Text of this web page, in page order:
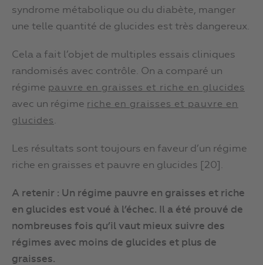
syndrome métabolique ou du diabète, manger
une telle quantité de glucides est très dangereux.
Cela a fait l’objet de multiples essais cliniques
randomisés avec contrôle. On a comparé un
régime pauvre en graisses et riche en glucides
avec un régime riche en graisses et pauvre en
glucides.
Les résultats sont toujours en faveur d’un régime
riche en graisses et pauvre en glucides [20].
A retenir : Un régime pauvre en graisses et riche
en glucides est voué à l’échec. Il a été prouvé de
nombreuses fois qu’il vaut mieux suivre des
régimes avec moins de glucides et plus de
graisses.